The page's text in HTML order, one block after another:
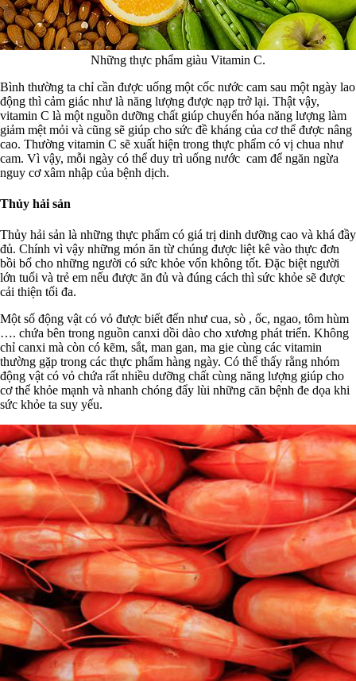
Những thực phẩm giàu Vitamin C.
Bình thường ta chỉ cần được uống một cốc nước cam sau một ngày lao
động thì cảm giác như là năng lượng được nạp trở lại. Thật vậy,
vitamin C là một nguồn dưỡng chất giúp chuyển hóa năng lượng làm
giảm mệt mỏi và cũng sẽ giúp cho sức đề kháng của cơ thể được nâng
cao. Thường vitamin C sẽ xuất hiện trong thực phẩm có vị chua như
cam. Vì vậy, mỗi ngày có thể duy trì uống nước cam để ngăn ngừa
nguy cơ xâm nhập của bệnh dịch.
Thủy hải sản
Thủy hải sản là những thực phẩm có giá trị dinh dưỡng cao và khá đầy
đủ. Chính vì vậy những món ăn từ chúng được liệt kê vào thực đơn
bồi bổ cho những người có sức khỏe vốn không tốt. Đặc biệt người
lớn tuổi và trẻ em nếu được ăn đủ và đúng cách thì sức khỏe sẽ được
cải thiện tối đa.
Một số động vật có vỏ được biết đến như cua, sò , ốc, ngao, tôm hùm
…. chứa bên trong nguồn canxi dồi dào cho xương phát triển. Không
chỉ canxi mà còn có kẽm, sắt, man gan, ma gie cùng các vitamin
thường gặp trong các thực phẩm hàng ngày. Có thể thấy rằng nhóm
động vật có vỏ chứa rất nhiều dưỡng chất cùng năng lượng giúp cho
cơ thể khỏe mạnh và nhanh chóng đẩy lùi những căn bệnh đe dọa khi
sức khỏe ta suy yếu.